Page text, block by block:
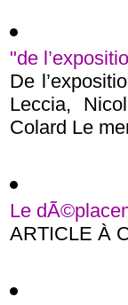
"de
De
Leccia,
Colard Le
Le
ARTICLE À